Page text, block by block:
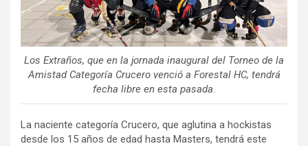
Los Extraños, que en la jornada inaugural del Torneo de la
Amistad Categoría Crucero venció a Forestal HC, tendrá
fecha libre en esta pasada.
La naciente categoría Crucero, que aglutina a hockistas
desde los 15 años de edad hasta Masters, tendrá este